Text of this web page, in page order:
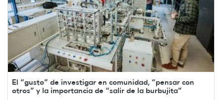
El “gusto” de investigar en comunidad, “pensar con
otros” y la importancia de “salir de la burbujita”